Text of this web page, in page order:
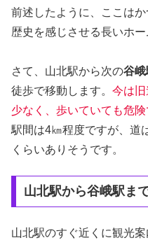
前述したように、ここは
歴史を感じさせる長いホー
さて、山北駅から次の谷峨
徒歩で移動します。 今は
少なく、歩いていても危険
駅間は4㎞程度ですが、道
くらいありそうです。
山北駅から谷峨駅ま
山北駅のすぐ近くに観光